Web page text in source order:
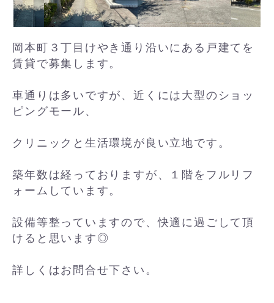
岡本町３丁目けやき通り沿いにある戸建てを
賃貸で募集します。
車通りは多いですが、近くには大型のショッ
ピングモール、
クリニックと生活環境が良い立地です。
築年数は経っておりますが、１階をフルリフ
ォームしています。
設備等整っていますので、快適に過ごして頂
けると思います◎
詳しくはお問合せ下さい。